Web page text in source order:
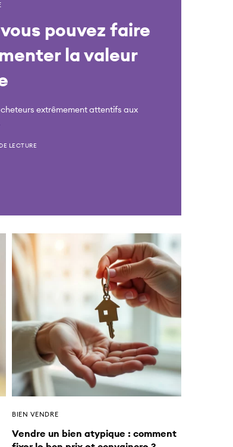
pouvez faire
la valeur
extrêmement attentifs aux
LECTURE
BIEN VENDRE
Vendre un bien atypique : comment